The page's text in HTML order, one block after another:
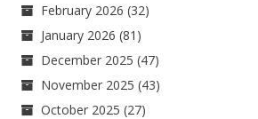
February 2026 (32)
January 2026 (81)
December 2025 (47)
November 2025 (43)
October 2025 (27)